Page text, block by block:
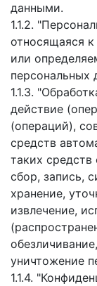
данными.
1.1.2.
относящаяся
или
персональных
1.1.3.
действие
(операций),
средств
таких
сбор, запись,
хранение,
извлечение,
уничтожение
1.1.4.